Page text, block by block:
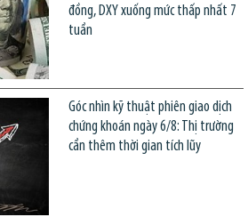
đồng, DXY xuống mức thấp nhất 7
tuần
Góc nhìn kỹ thuật phiên giao dịch
chứng khoán ngày 6/8: Thị trường
cần thêm thời gian tích lũy